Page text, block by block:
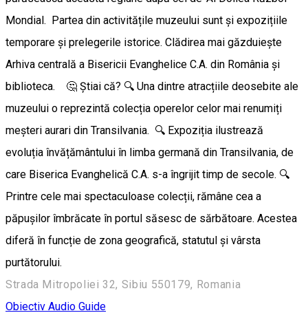
Mondial. Partea din activitățile muzeului sunt și expozițiile
temporare și prelegerile istorice. Clădirea mai găzduiește
Arhiva centrală a Bisericii Evanghelice C.A. din România şi
biblioteca. 🤔 Știai că? 🔍 Una dintre atracțiile deosebite ale
muzeului o reprezintă colecția operelor celor mai renumiți
meșteri aurari din Transilvania. 🔍 Expoziția ilustrează
evoluția învățământului în limba germană din Transilvania, de
care Biserica Evanghelică C.A. s-a îngrijit timp de secole. 🔍
Printre cele mai spectaculoase colecții, rămâne cea a
păpușilor îmbrăcate în portul săsesc de sărbătoare. Acestea
diferă în funcție de zona geografică, statutul și vârsta
purtătorului.
Strada Mitropoliei 32, Sibiu 550179, Romania
Obiectiv Audio Guide